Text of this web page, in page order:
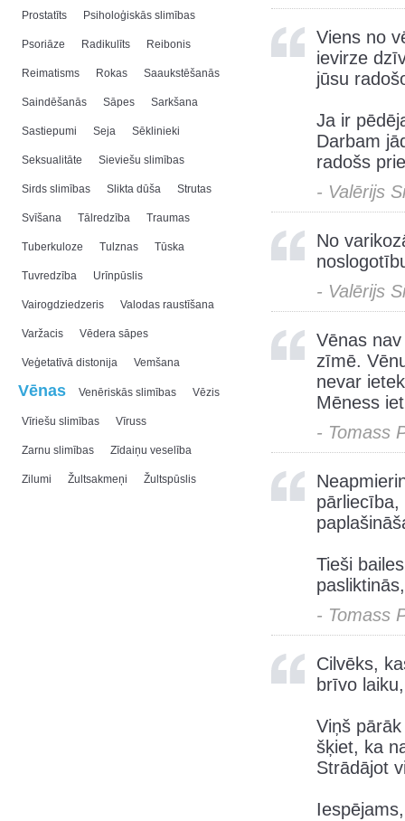
Prostatīts Psiholoģiskās slimības
Psoriāze Radikulīts Reibonis
Reimatisms Rokas Saaukstēšanās
Saindēšanās Sāpes Sarkšana
Sastiepumi Seja Sēklinieki
Seksualitāte Sieviešu slimības
Sirds slimības Slikta dūša Strutas
Svīšana Tālredzība Traumas
Tuberkuloze Tulznas Tūska
Tuvredzība Urīnpūslis
Vairogdziedzeris Valodas raustīšana
Varžacis Vēdera sāpes
Veģetatīvā distonija Vemšana
Vēnas Venēriskās slimības Vēzis
Vīriešu slimības Vīruss
Zarnu slimības Zīdaiņu veselība
Zilumi Žultsakmeņi Žultspūslis
Viens no
ievirze
jūsu
Ja ir
Darbam
radošs
- Valērijs
No
- Valērijs
Vēnas
zīmē.
nevar
Mēness
- Tomass
Tieši
- Tomass
Cilvēks,
brīvo
Viņš
šķiet, ka
Strādājot